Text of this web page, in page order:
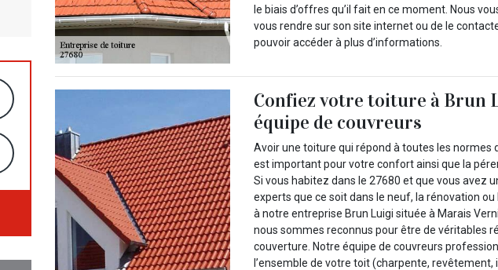
le biais d’offres qu’il fait en ce moment. Nous
vous rendre sur son site internet ou de le
pouvoir accéder à plus d’informations.
Confiez votre toiture à Brun
équipe de couvreurs
Avoir une toiture qui répond à toutes les normes
est important pour votre confort ainsi que la
Si vous habitez dans le 27680 et que vous avez
experts que ce soit dans le neuf, la rénovation
à notre entreprise Brun Luigi située à Marais
nous sommes reconnus pour être de véritables
couverture. Notre équipe de couvreurs
l’ensemble de votre toit (charpente,